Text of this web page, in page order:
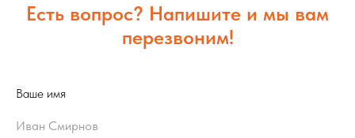
Есть вопрос? Напишите и мы вам
перезвоним!
Ваше имя